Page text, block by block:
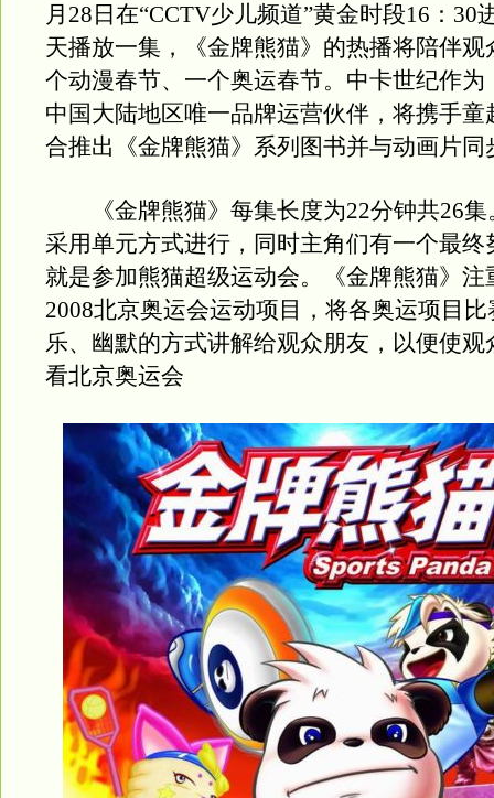
月28日在“CCTV少儿频道”黄金时段16：30
天播放一集，《金牌熊猫》的热播将陪伴观
个动漫春节、一个奥运春节。中卡世纪作为
中国大陆地区唯一品牌运营伙伴，将携手童
合推出《金牌熊猫》系列图书并与动画片同
《金牌熊猫》每集长度为22分钟共26集
采用单元方式进行，同时主角们有一个最终
就是参加熊猫超级运动会。《金牌熊猫》注
2008北京奥运会运动项目，将各奥运项目
乐、幽默的方式讲解给观众朋友，以便使观
看北京奥运会